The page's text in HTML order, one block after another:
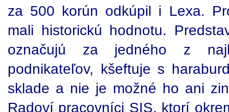
za 500 korún odkúpil i Lexa.
mali historickú hodnotu.
označujú za jedného z
podnikateľov, kšeftuje s
sklade a nie je možné ho ani
Radoví pracovníci SIS, ktorí